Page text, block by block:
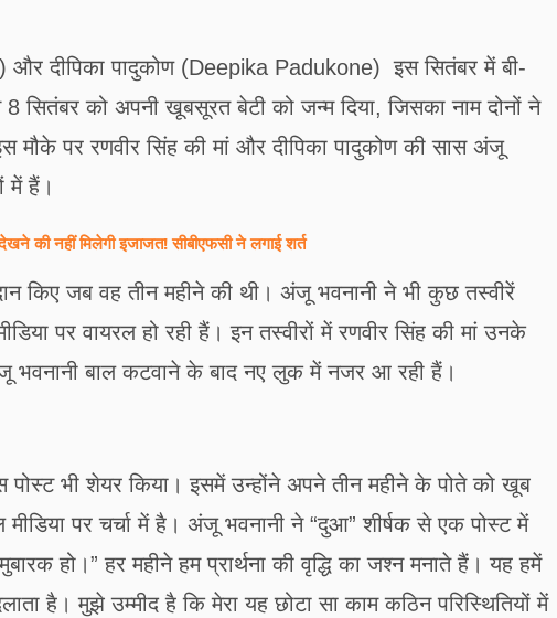
दीपिका पादुकोण (Deepika Padukone) इस सितंबर में बी-
सितंबर को अपनी खूबसूरत बेटी को जन्म दिया, जिसका नाम दोनों ने
पर रणवीर सिंह की मां और दीपिका पादुकोण की सास अंजू
में हैं।
की नहीं मिलेगी इजाजत! सीबीएफसी ने लगाई शर्त
किए जब वह तीन महीने की थी। अंजू भवनानी ने भी कुछ तस्वीरें
पर वायरल हो रही हैं। इन तस्वीरों में रणवीर सिंह की मां उनके
भवनानी बाल कटवाने के बाद नए लुक में नजर आ रही हैं।
भी शेयर किया। इसमें उन्होंने अपने तीन महीने के पोते को खूब
पर चर्चा में है। अंजू भवनानी ने “दुआ” शीर्षक से एक पोस्ट में
हो।” हर महीने हम प्रार्थना की वृद्धि का जश्न मनाते हैं। यह हमें
है। मुझे उम्मीद है कि मेरा यह छोटा सा काम कठिन परिस्थितियों में